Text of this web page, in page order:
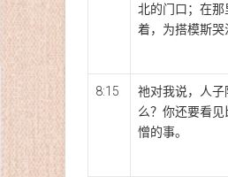
北的门口；在那
着，为搭模斯哭
8:15
祂对我说，人子
么？你还要看
憎的事。